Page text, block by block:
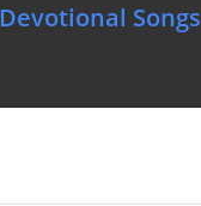
Devotional Songs